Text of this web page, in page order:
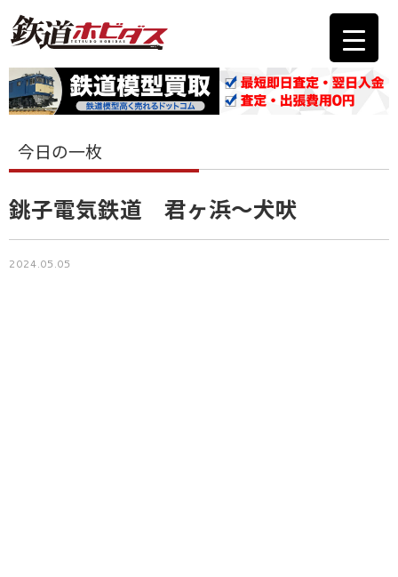
今日の一枚
銚子電気鉄道 君ヶ浜〜犬吠
2024.05.05